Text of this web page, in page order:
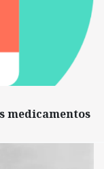
medicamentos